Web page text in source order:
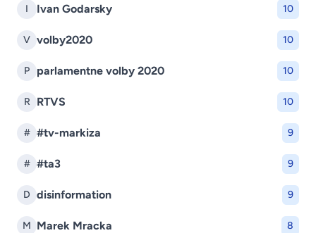
I Ivan Godarsky 10
V volby2020 10
P parlamentne volby 2020 10
R RTVS 10
# #tv-markiza 9
# #ta3 9
D disinformation 9
M Marek Mracka 8